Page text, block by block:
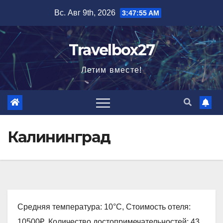
содержимому
Вс. Авг 9th, 2026 3:47:56 AM
Travelbox27
Летим вместе!
Калининград
Средняя температура: 10°C, Стоимость отеля: